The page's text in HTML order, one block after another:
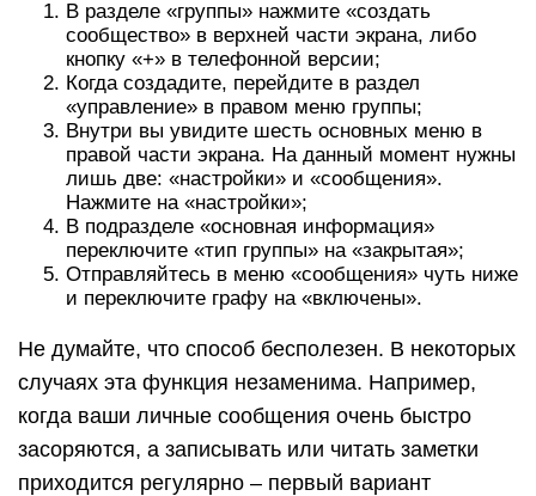
В разделе «группы» нажмите «создать
сообщество» в верхней части экрана, либо
кнопку «+» в телефонной версии;
Когда создадите, перейдите в раздел
«управление» в правом меню группы;
Внутри вы увидите шесть основных меню в
правой части экрана. На данный момент нужны
лишь две: «настройки» и «сообщения».
Нажмите на «настройки»;
В подразделе «основная информация»
переключите «тип группы» на «закрытая»;
Отправляйтесь в меню «сообщения» чуть ниже
и переключите графу на «включены».
Не думайте, что способ бесполезен. В некоторых
случаях эта функция незаменима. Например,
когда ваши личные сообщения очень быстро
засоряются, а записывать или читать заметки
приходится регулярно – первый вариант